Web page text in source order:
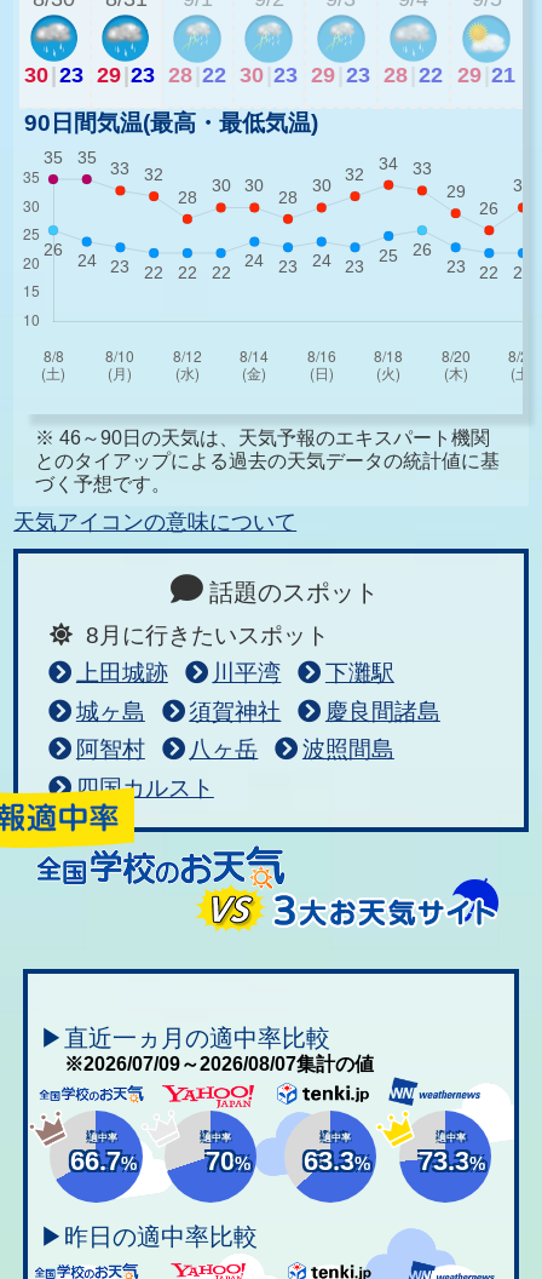
30 23 29 23 28 22 30 23 29 23 28 22 29 21
90日間気温(最高・最低気温)
※ 46～90日の天気は、天気予報のエキスパート機関
とのタイアップによる過去の天気データの統計値に基
づく予想です。
天気アイコンの意味について
話題のスポット
8月に行きたいスポット
上田城跡
川平湾
下灘駅
城ヶ島
須賀神社
慶良間諸島
阿智村
八ヶ岳
波照間島
四国カルスト
▶直近一ヵ月の適中率比較
※2026/07/09～2026/08/07集計の値
適中率
66.7%
適中率
70%
適中率
63.3%
適中率
73.3%
▶昨日の適中率比較